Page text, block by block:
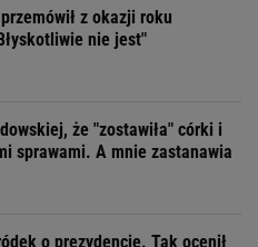
z okazji roku
nie jest"
że "zostawiła" córki i
sprawami. A mnie zastanawia
o prezydencie. Tak ocenił